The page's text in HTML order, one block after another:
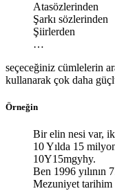
Atasözlerinden
Şarkı sözlerinden
Şiirlerden
…
seçeceğiniz cümlelerin
kullanarak çok daha
Örneğin
Bir elin nesi var,
10 Yılda 15
10Y15mgyhy.
Ben 1996 yılının
Mezuniyet tarihim